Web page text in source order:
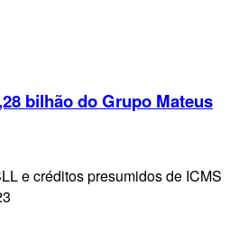
bilhão do Grupo Mateus
e créditos presumidos de ICMS